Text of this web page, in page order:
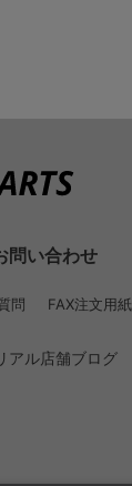
問い合わせ
問 FAX注文用紙
アル店舗ブログ